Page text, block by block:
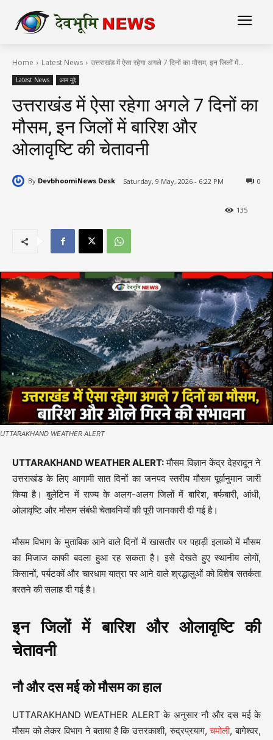
Home Latest News उत्तराखंड में ऐसा रहेगा अगले 7 दिनों का मौसम, इन जिलों में...
Latest News आम मुद्दे
उत्तराखंड में ऐसा रहेगा अगले 7 दिनों का
मौसम, इन जिलों में बारिश और
ओलावृष्टि की चेतावनी
By DevbhoomiNews Desk Saturday, 9 May, 2026 - 6:22 PM 0
135
UTTARAKHAND WEATHER ALERT
UTTARAKHAND WEATHER ALERT:मौसम विज्ञान केंद्र देहरादून ने
उत्तराखंड के लिए आगामी सात दिनों का जनपद स्तरीय मौसम पूर्वानुमान जारी
किया है। बुलेटिन में राज्य के अलग-अलग जिलों में बारिश, बर्फबारी, आंधी,
ओलावृष्टि और मौसम संबंधी चेतावनियों की पूरी जानकारी दी गई है।
मौसम विभाग के मुताबिक आने वाले दिनों में खासतौर पर पहाड़ी इलाकों में मौसम
का मिजाज काफी बदला हुआ रह सकता है। इसे देखते हुए स्थानीय लोगों,
किसानों, पर्यटकों और चारधाम यात्रा पर आने वाले श्रद्धालुओं को विशेष सतर्कता
बरतने की सलाह दी गई है।
इन जिलों में बारिश और ओलावृष्टि की
चेतावनी
नौ और दस मई को मौसम का हाल
UTTARAKHAND WEATHER ALERT के अनुसार नौ और दस मई के
मौसम को लेकर विभाग ने बताया है कि उत्तरकाशी, रुद्रप्रयाग,चमोली, बागेश्वर,